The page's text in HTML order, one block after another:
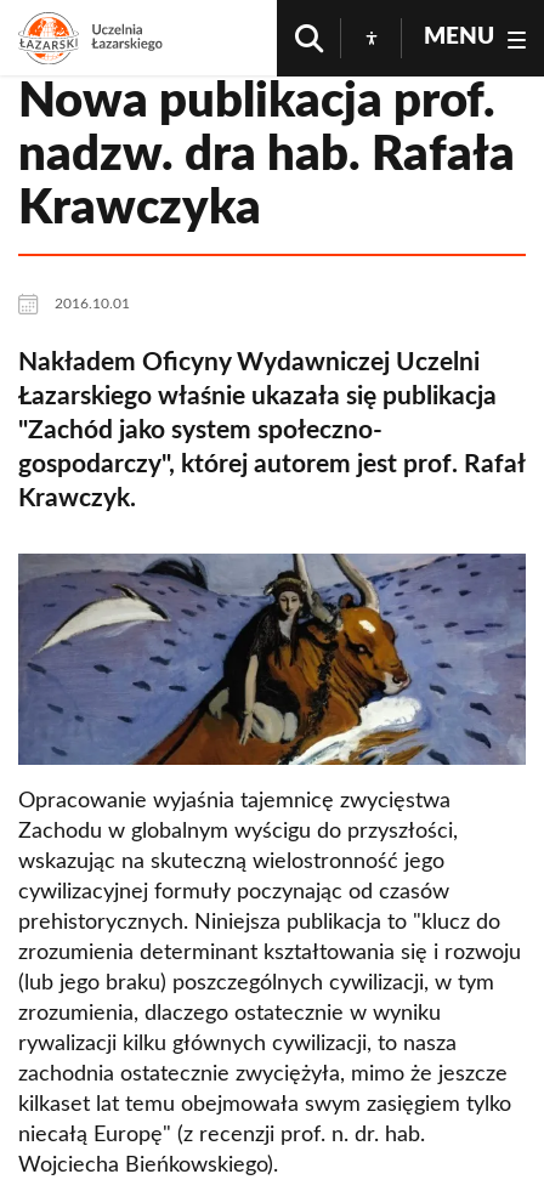
MENU
Nowa publikacja prof.
nadzw. dra hab. Rafała
Krawczyka
2016.10.01
Nakładem Oficyny Wydawniczej Uczelni
Łazarskiego właśnie ukazała się publikacja
"Zachód jako system społeczno-
gospodarczy", której autorem jest prof. Rafał
Krawczyk.
Opracowanie wyjaśnia tajemnicę zwycięstwa
Zachodu w globalnym wyścigu do przyszłości,
wskazując na skuteczną wielostronność jego
cywilizacyjnej formuły poczynając od czasów
prehistorycznych. Niniejsza publikacja to "klucz do
zrozumienia determinant kształtowania się i rozwoju
(lub jego braku) poszczególnych cywilizacji, w tym
zrozumienia, dlaczego ostatecznie w wyniku
rywalizacji kilku głównych cywilizacji, to nasza
zachodnia ostatecznie zwyciężyła, mimo że jeszcze
kilkaset lat temu obejmowała swym zasięgiem tylko
niecałą Europę" (z recenzji prof. n. dr. hab.
Wojciecha Bieńkowskiego).